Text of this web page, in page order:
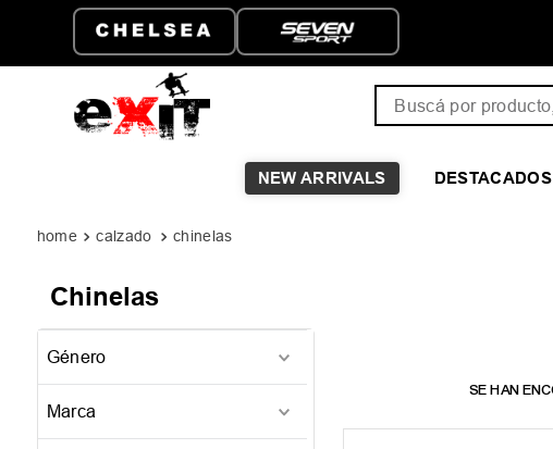
ENVÍO GRATIS A PARTIR DE
$149.999
NEW ARRIVALS DESTACADOS
calzado chinelas
Chinelas
Marca
Género